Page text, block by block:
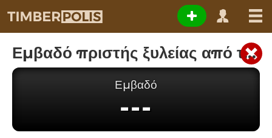
Εμβαδό πριστής ξυλείας από τον όγκο
Εμβαδό
---